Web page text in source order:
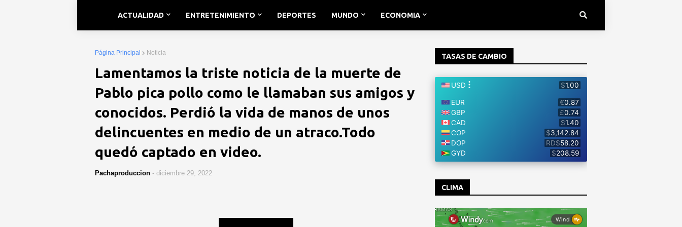
ACTUALIDAD ENTRETENIMIENTO DEPORTES MUNDO ECONOMIA
Página Principal Noticia
Lamentamos la triste noticia de la muerte de
Pablo pica pollo como le llamaban sus amigos y
conocidos. Perdió la vida de manos de unos
delincuentes en medio de un atraco.Todo
quedó captado en video.
Pachaproduccion - diciembre 29, 2022
TASAS DE CAMBIO
CLIMA